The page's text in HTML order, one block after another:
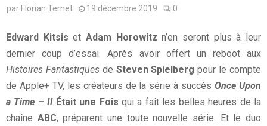
par Florian Ternet 19 décembre 2019 0
Edward Kitsis etAdam Horowitz n’en seront plus à leur
dernier coup d’essai. Après avoir offert un reboot aux
Histoires Fantastiquesde Steven Spielberg pour le compte
de Apple+ TV, les créateurs de la série à succèsOnce Upon
a Time – IlÉtait une Fois qui a fait les belles heures de la
chaîne ABC, préparent une toute nouvelle série. Et le duo